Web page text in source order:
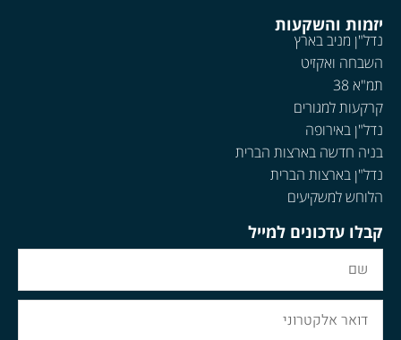
יזמות והשקעות
נדל"ן מניב בארץ
השבחה ואקזיט
תמ"א 38
קרקעות למגורים
נדל"ן באירופה
בניה חדשה בארצות הברית
נדל"ן בארצות הברית
הלוחש למשקיעים
קבלו עדכונים למייל